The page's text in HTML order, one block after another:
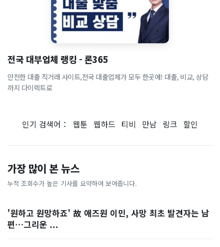
전국 대부업체 랭킹 - 론365
안전한 대출 직거래 사이트,전국 대출업체가 모두 한곳에! 대출, 비교, 상담
까지 다이렉트로
인기 검색어： 웹툰 웹하드 티비 만남 링크 할인
가장 많이 본 뉴스
누적 조회수가 높은 기사를 요약하여 보여줍니다.
'원하고 원망하죠' 故 애즈원 이민, 사망 최초 발견자는 남
편…그리운 ...